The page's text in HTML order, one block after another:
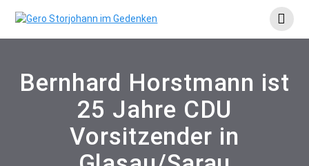
to
Bernhard Horstmann ist
25 Jahre CDU
Vorsitzender in